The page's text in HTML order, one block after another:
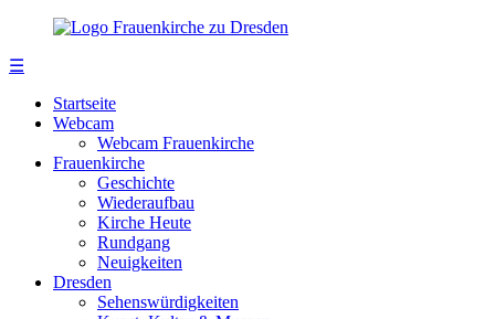
☰
Startseite
Webcam
Webcam Frauenkirche
Frauenkirche
Geschichte
Wiederaufbau
Kirche Heute
Rundgang
Neuigkeiten
Dresden
Sehenswürdigkeiten